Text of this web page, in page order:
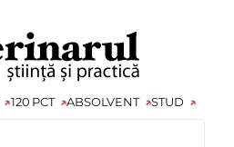
120 PCT ABSOLVENT STUD